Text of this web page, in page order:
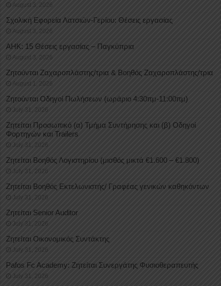
August 3, 2026
Σχολική Εφορεία Λατσιών-Γερίου: Θέσεις εργασίας
August 3, 2026
ΑΗΚ: 15 Θέσεις εργασίας – Παγκύπρια
August 3, 2026
Ζητούνται Ζαχαροπλάστης/τρια & Βοηθός Ζαχαροπλάστης/τρια
August 1, 2026
Ζητούνται Οδηγοί Πωλήσεων (ωράριο 4:30πμ-11:00πμ)
July 31, 2026
Ζητείται Προσωπικό (α) Τμήμα Συντήρησης και (β) Οδηγοί
Φορτηγών και Trailers
July 31, 2026
Ζητείται Βοηθός Λογιστηρίου (μισθός μικτά €1.600 – €1.800)
July 31, 2026
Ζητείται Βοηθός Εκτελωνιστής/ Γραφέας γενικών καθηκόντων
July 31, 2026
Ζητείται Senior Auditor
July 31, 2026
Ζητείται Οικονομικός Συντάκτης
July 31, 2026
Pafos Fc Academy: Ζητείται Συνεργάτης Φυσιοθεραπευτής
July 31, 2026